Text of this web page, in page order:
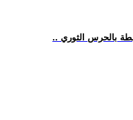
بالحرس الثوري